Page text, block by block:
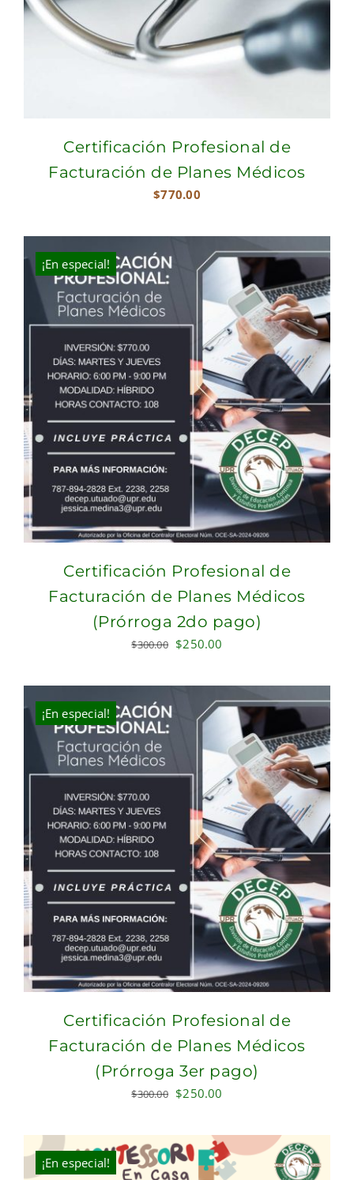
Certificación Profesional de
Facturación de Planes Médicos
$770.00
¡En especial!
Certificación Profesional de
Facturación de Planes Médicos
(Prórroga 2do pago)
$300.00 Original
was:
$300.00.
$250.00
is:
$250.00.
¡En especial!
Certificación Profesional de
Facturación de Planes Médicos
(Prórroga 3er pago)
$300.00 Original
was:
$300.00.
$250.00
is:
$250.00.
¡En especial!